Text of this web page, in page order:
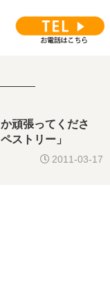
頑張ってくださ
ストリー」
2011-03-17